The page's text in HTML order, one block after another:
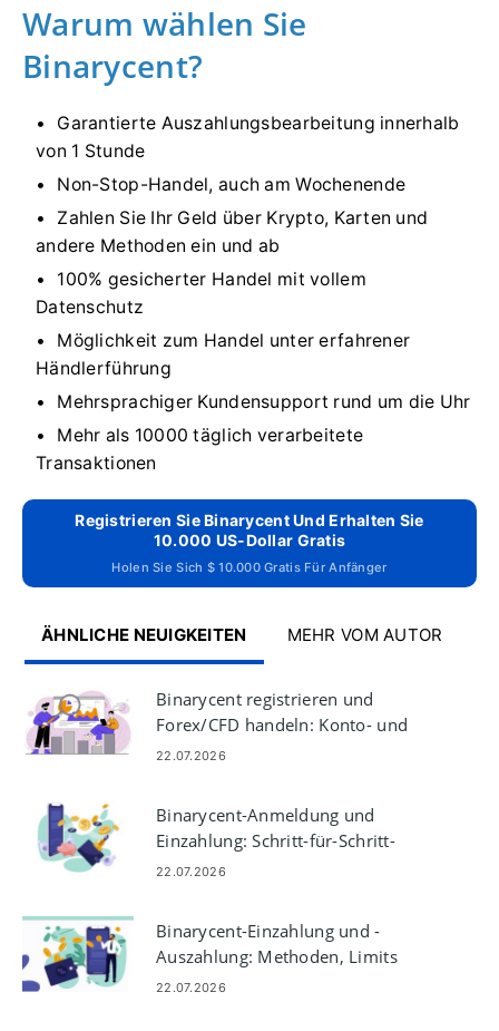
Warum wählen Sie
Binarycent?
Garantierte Auszahlungsbearbeitung innerhalb
von 1 Stunde
Non-Stop-Handel, auch am Wochenende
Zahlen Sie Ihr Geld über Krypto, Karten und
andere Methoden ein und ab
100% gesicherter Handel mit vollem
Datenschutz
Möglichkeit zum Handel unter erfahrener
Händlerführung
Mehrsprachiger Kundensupport rund um die Uhr
Mehr als 10000 täglich verarbeitete
Transaktionen
Registrieren Sie Binarycent Und Erhalten Sie
10.000 US-Dollar Gratis
Holen Sie Sich $ 10.000 Gratis Für Anfänger
ÄHNLICHE NEUIGKEITEN MEHR VOM AUTOR
Binarycent registrieren und
Forex/CFD handeln: Konto- und
Handelsschritte
22.07.2026
Binarycent-Anmeldung und
Einzahlung: Schritt-für-Schritt-
Anleitung zur Finanzierung
22.07.2026
Binarycent-Einzahlung und -
Auszahlung: Methoden, Limits
und Bearbeitungszeiten
22.07.2026